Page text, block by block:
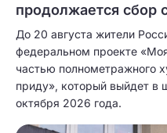
продолжается сбор
До 20 августа жители
федеральном проекте
частью полнометражного
приду», который выйдет в
октября 2026 года.